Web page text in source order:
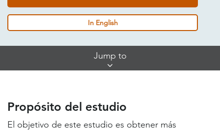
In English
Jump to
Lugares de estudio y contactos
Información útil
Propósito del estudio
El objetivo de este estudio es obtener más